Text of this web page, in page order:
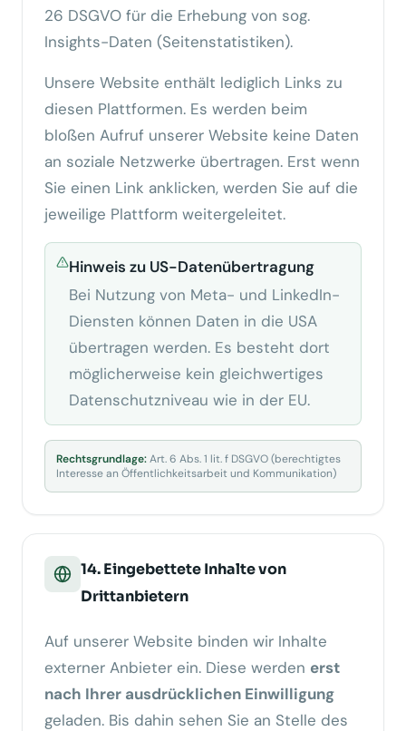
26 DSGVO für die Erhebung von sog.
Insights-Daten (Seitenstatistiken).
Unsere Website enthält lediglich Links zu
diesen Plattformen. Es werden beim
bloßen Aufruf unserer Website keine Daten
an soziale Netzwerke übertragen. Erst wenn
Sie einen Link anklicken, werden Sie auf die
jeweilige Plattform weitergeleitet.
Hinweis zu US-Datenübertragung
Bei Nutzung von Meta- und LinkedIn-
Diensten können Daten in die USA
übertragen werden. Es besteht dort
möglicherweise kein gleichwertiges
Datenschutzniveau wie in der EU.
Rechtsgrundlage:Art. 6 Abs. 1 lit. f DSGVO (berechtigtes
Interesse an Öffentlichkeitsarbeit und Kommunikation)
14. Eingebettete Inhalte von
Drittanbietern
Auf unserer Website binden wir Inhalte
externer Anbieter ein. Diese werden erst
nach Ihrer ausdrücklichen Einwilligung
geladen. Bis dahin sehen Sie an Stelle des